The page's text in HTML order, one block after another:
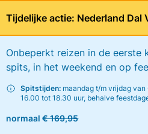
Tijdelijke actie: Nederland Dal
Onbeperkt reizen in de eerste
spits, in het weekend en op
Spitstijden: maandag t/m vrijdag
16.00 tot 18.30 uur, behalve
normaal€ 169,95